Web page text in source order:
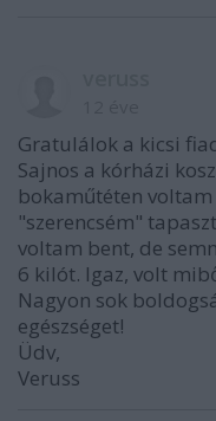
Gratulálok a kicsi
Sajnos a kórházi
bokaműtéten
"szerencsém"
voltam bent, de
6 kilót. Igaz, volt
Nagyon sok
egészséget!
Üdv,
Veruss